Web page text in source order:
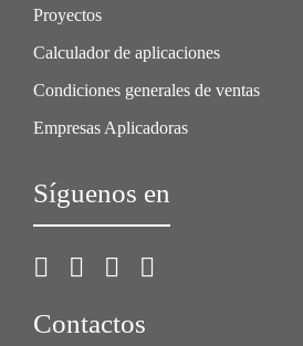
Proyectos
Calculador de aplicaciones
Condiciones generales de ventas
Empresas Aplicadoras
Síguenos en
Contactos